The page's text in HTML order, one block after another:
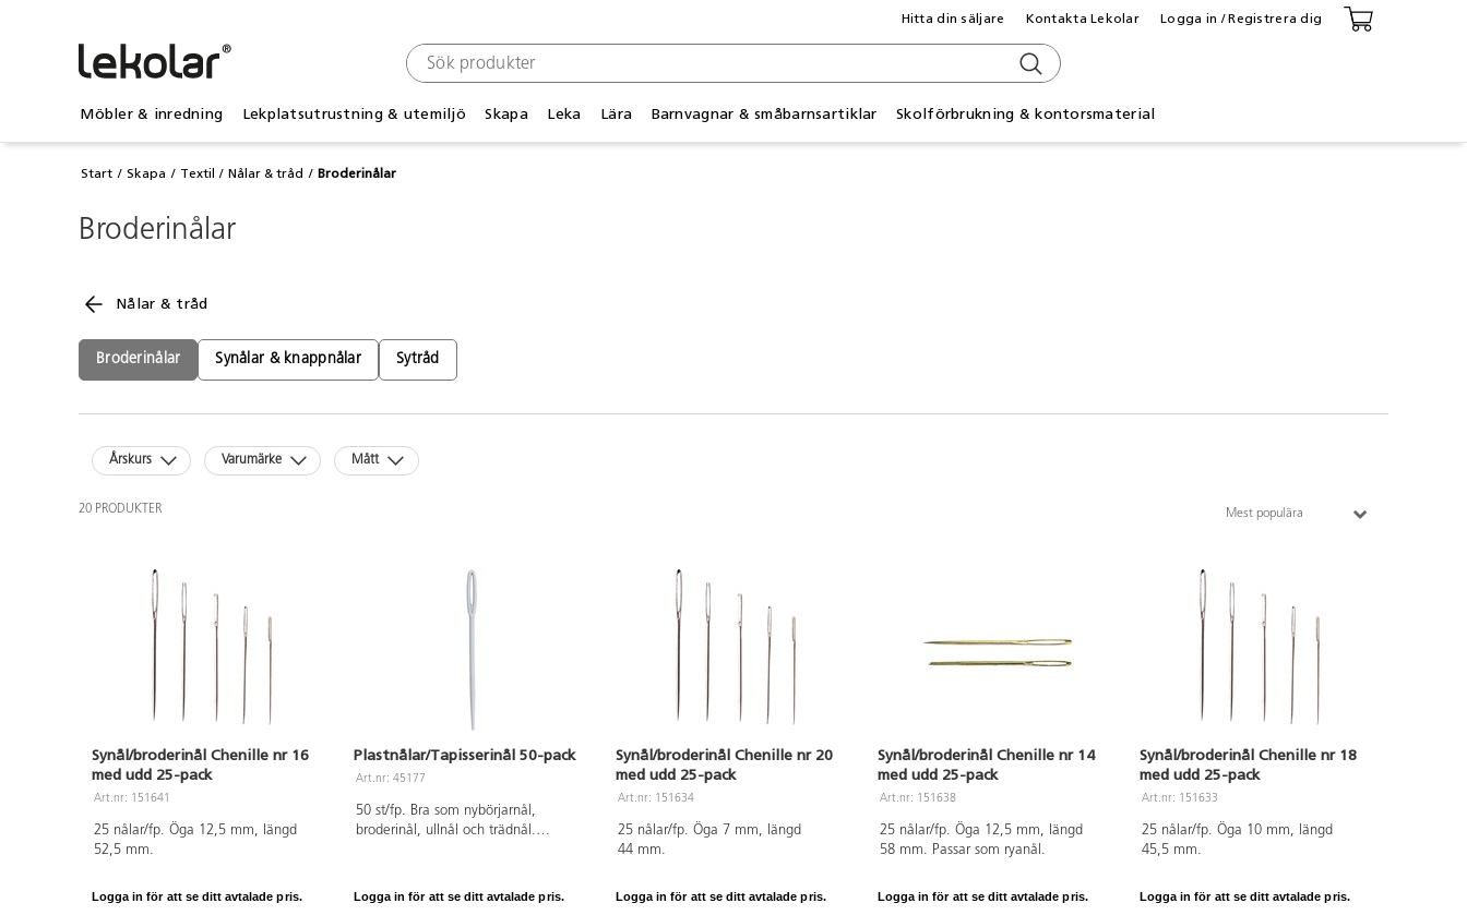
Möbler & inredning Lekplatsutrustning & utemiljö Skapa Leka Lära Barnvagnar & småbarnsartiklar Skolförbrukning & kontorsmaterial
Hitta din säljare Kontakta Lekolar Logga in / Registrera dig
Start Skapa Textil Nålar & tråd Broderinålar
Broderinålar
Nålar & tråd
Broderinålar Synålar & knappnålar Sytråd
Årskurs Varumärke Mått
20 PRODUKTER Mest populära
Synål/broderinål Chenille nr 16
med udd 25-pack
Art.nr: 151641
25 nålar/fp. Öga 12,5 mm, längd
52,5 mm.
Logga in för att se ditt avtalade pris.
Plastnålar/Tapisserinål 50-pack
Art.nr: 45177
50 st/fp. Bra som nybörjarnål,
broderinål, ullnål och trädnål.
Logga in för att se ditt avtalade pris.
Synål/broderinål Chenille nr 20
med udd 25-pack
Art.nr: 151634
25 nålar/fp. Öga 7 mm, längd
44 mm.
Logga in för att se ditt avtalade pris.
Synål/broderinål Chenille nr 14
med udd 25-pack
Art.nr: 151638
25 nålar/fp. Öga 12,5 mm, längd
58 mm. Passar som ryanål.
Logga in för att se ditt avtalade pris.
Synål/broderinål Chenille nr 18
med udd 25-pack
Art.nr: 151633
25 nålar/fp. Öga 10 mm, längd
45,5 mm.
Logga in för att se ditt avtalade pris.